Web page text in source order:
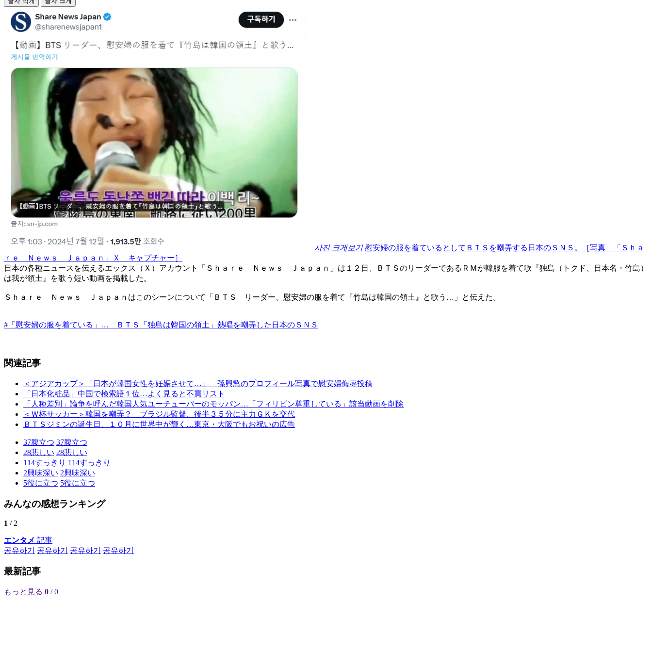
사진 크게보기 慰安婦の服を着ているとしてＢＴＳを嘲弄する日本のＳＮＳ。［写真 「Ｓｈａ
ｒｅ Ｎｅｗｓ Ｊａｐａｎ」Ｘ キャプチャー］
日本の各種ニュースを伝えるエックス（Ｘ）アカウント「Ｓｈａｒｅ Ｎｅｗｓ Ｊａｐａｎ」は１２日、ＢＴＳのリーダーであるＲＭが韓服を着て歌『独島（トクド、日本名・竹島）
は我が領土』を歌う短い動画を掲載した。
Ｓｈａｒｅ Ｎｅｗｓ Ｊａｐａｎはこのシーンについて「ＢＴＳ リーダー、慰安婦の服を着て『竹島は韓国の領土』と歌う…」と伝えた。
#「慰安婦の服を着ている」… ＢＴＳ「独島は韓国の領土」熱唱を嘲弄した日本のＳＮＳ
関連記事
＜アジアカップ＞「日本が韓国女性を妊娠させて…」 孫興慜のプロフィール写真で慰安婦侮辱投稿
「日本化粧品」中国で検索語１位…よく見ると不買リスト
「人種差別」論争を呼んだ韓国人気ユーチューバーのモッパン…「フィリピン尊重している」該当動画を削除
＜Ｗ杯サッカー＞韓国を嘲弄？ ブラジル監督、後半３５分に主力ＧＫを交代
ＢＴＳジミンの誕生日、１０月に世界中が輝く…東京・大阪でもお祝いの広告
37腹立つ 37腹立つ
28悲しい 28悲しい
114すっきり 114すっきり
2興味深い 2興味深い
5役に立つ 5役に立つ
みんなの感想ランキング
1 / 2
エンタメ 記事
공유하기
공유하기 공유하기 공유하기
最新記事
もっと見る 0 / 0